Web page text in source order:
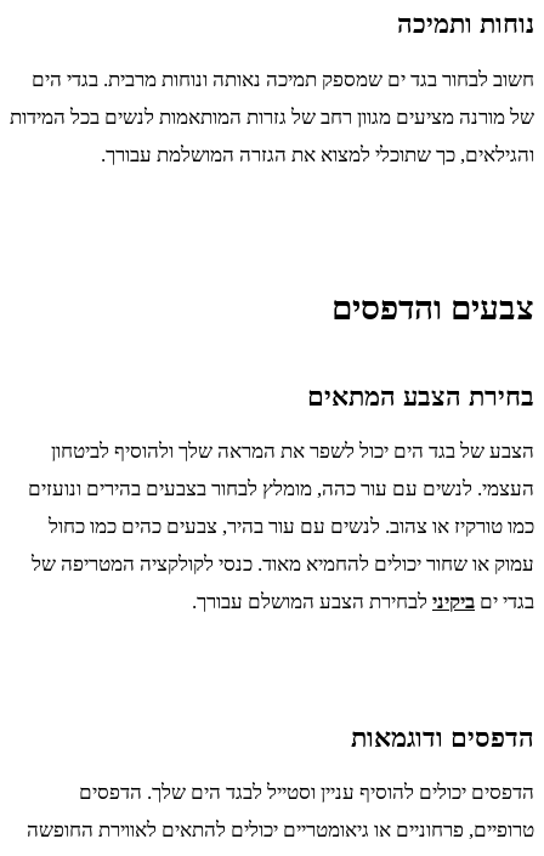
נוחות ותמיכה
חשוב לבחור בגד ים שמספק תמיכה נאותה ונוחות מרבית. בגדי הים
של מורנה מציעים מגוון רחב של גזרות המותאמות לנשים בכל המידות
והגילאים, כך שתוכלי למצוא את הגזרה המושלמת עבורך.
צבעים והדפסים
בחירת הצבע המתאים
הצבע של בגד הים יכול לשפר את המראה שלך ולהוסיף לביטחון
העצמי. לנשים עם עור כהה, מומלץ לבחור בצבעים בהירים ונועזים
כמו טורקיז או צהוב. לנשים עם עור בהיר, צבעים כהים כמו כחול
עמוק או שחור יכולים להחמיא מאוד. כנסי לקולקציה המטריפה של
בגדי ים ביקיני לבחירת הצבע המושלם עבורך.
הדפסים ודוגמאות
הדפסים יכולים להוסיף עניין וסטייל לבגד הים שלך. הדפסים
טרופיים, פרחוניים או גיאומטריים יכולים להתאים לאווירת החופשה